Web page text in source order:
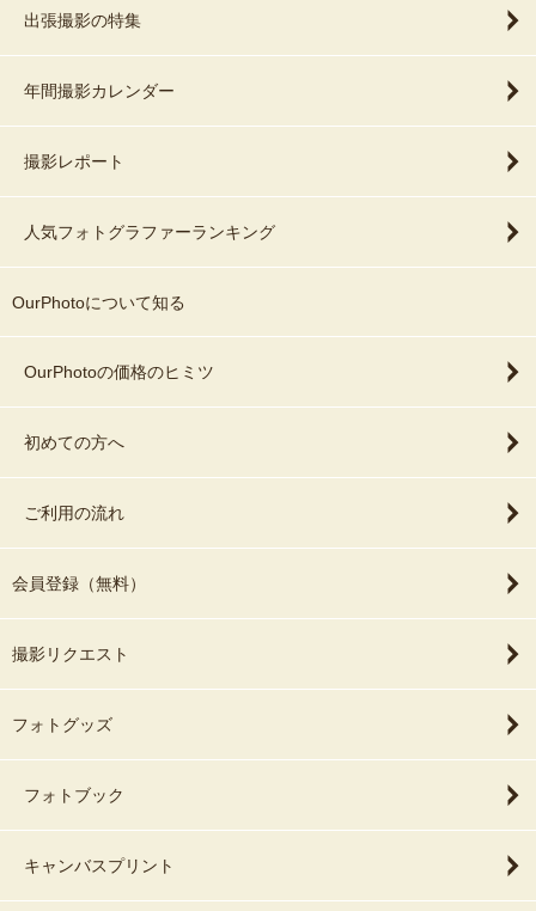
出張撮影の特集
年間撮影カレンダー
撮影レポート
人気フォトグラファーランキング
OurPhotoについて知る
OurPhotoの価格のヒミツ
初めての方へ
ご利用の流れ
会員登録（無料）
撮影リクエスト
フォトグッズ
フォトブック
キャンバスプリント